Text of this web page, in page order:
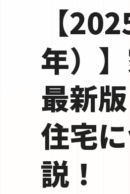
【
年）
最新
住宅
説！